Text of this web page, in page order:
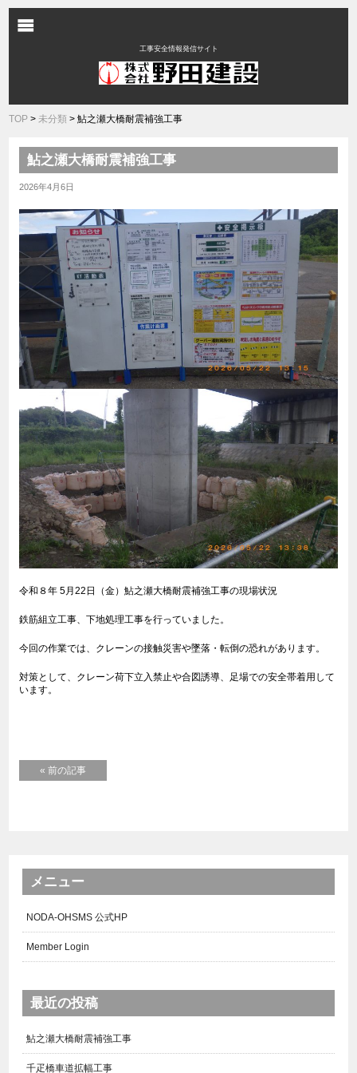
工事安全情報発信サイト
TOP > 未分類 > 鮎之瀬大橋耐震補強工事
鮎之瀬大橋耐震補強工事
2026年4月6日
令和８年 5月22日（金）鮎之瀬大橋耐震補強工事の現場状況
鉄筋組立工事、下地処理工事を行っていました。
今回の作業では、クレーンの接触災害や墜落・転倒の恐れがあります。
対策として、クレーン荷下立入禁止や合図誘導、足場での安全帯着用して
います。
« 前の記事
メニュー
NODA-OHSMS 公式HP
Member Login
最近の投稿
鮎之瀬大橋耐震補強工事
千疋橋車道拡幅工事